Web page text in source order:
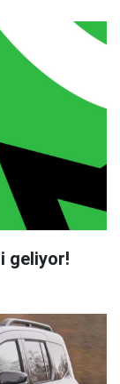
geliyor!